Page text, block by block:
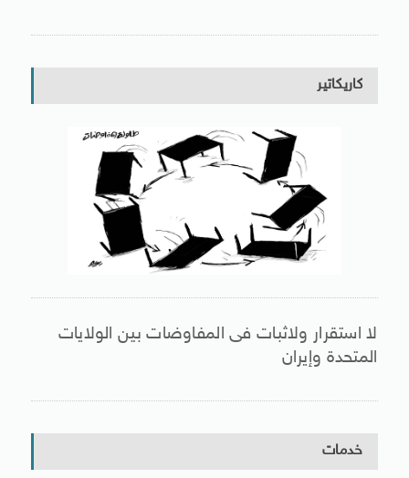
كاريكاتير
لا استقرار ولاثبات فى المفاوضات بين الولايات
المتحدة وإيران
خدمات